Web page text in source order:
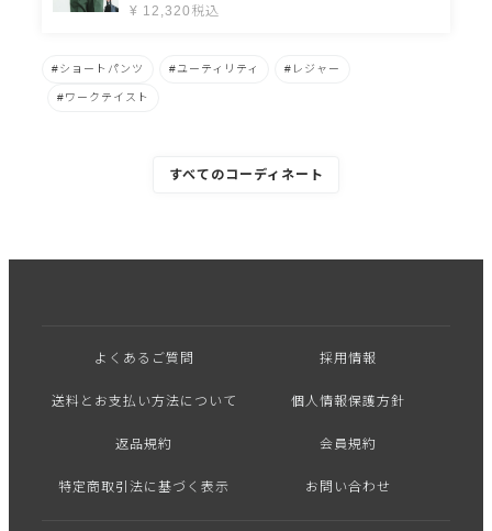
¥ 12,320 税込
ショートパンツ ユーティリティ レジャー
ワークテイスト
すべてのコーディネート
よくあるご質問 採用情報
送料とお支払い方法について 個人情報保護方針
返品規約 会員規約
特定商取引法に基づく表示 お問い合わせ